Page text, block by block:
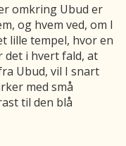
omkring Ubud er
og hvem ved, om I
lille tempel, hvor en
det i hvert fald, at
Ubud, vil I snart
med små
til den blå